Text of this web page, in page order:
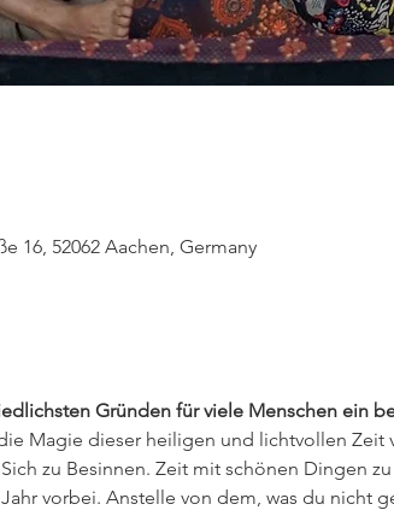
16, 52062 Aachen, Germany
Gründen für viele Menschen ein
Magie dieser heiligen und lichtvollen Zeit
zu Besinnen. Zeit mit schönen Dingen
vorbei. Anstelle von dem, was du nicht